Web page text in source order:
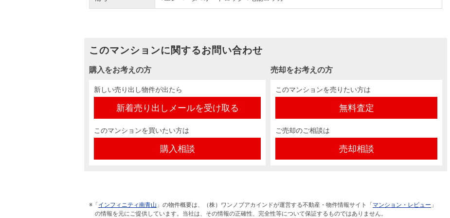
このマンションに関するお問い合わせ
購入をお考えの方
新しい売り出し物件が出たら
新着売り出しメールを受け取る
このマンションを買いたい方は
購入相談
売却をお考えの方
このマンションを売りたい方は
無料査定
ご売却のご相談は
売却相談
※「 インフィニティ南青山 」の物件概要は、（株）ワンノブアカインドが運営する不動産・物件情報サイト「 マンション・レビュー 」
の情報を元にご提供しています。当社は、その情報の正確性、完全性等について保証するものではありません。